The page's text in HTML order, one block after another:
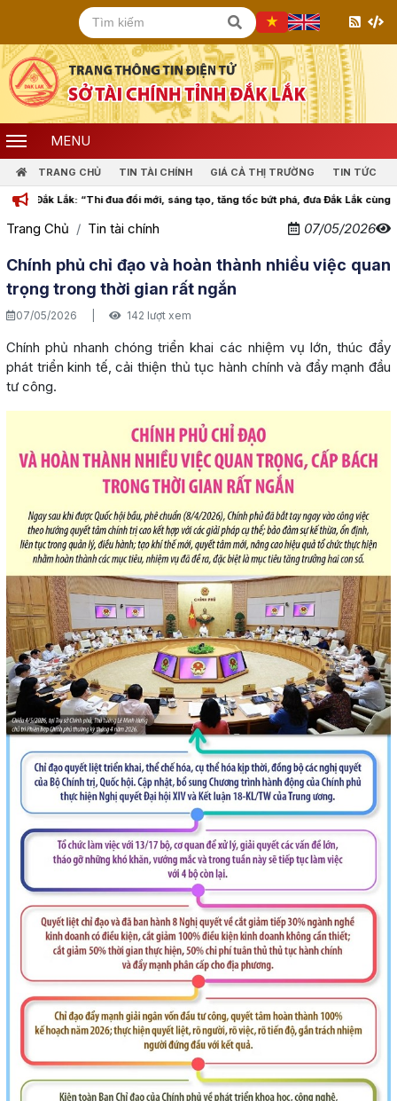
MENU
TRANG CHỦ TIN TÀI CHÍNH GIÁ CẢ THỊ TRƯỜNG TIN TỨC
Lắk: “Thi đua đổi mới, sáng tạo, tăng tốc bứt phá, đưa Đắk Lắk cùng cả nước
Trang Chủ Tin tài chính 07/05/2026
Chính phủ chỉ đạo và hoàn thành nhiều việc quan
trọng trong thời gian rất ngắn
07/05/2026 142 lượt xem
Chính phủ nhanh chóng triển khai các nhiệm vụ lớn, thúc đẩy
phát triển kinh tế, cải thiện thủ tục hành chính và đẩy mạnh đầu
tư công.